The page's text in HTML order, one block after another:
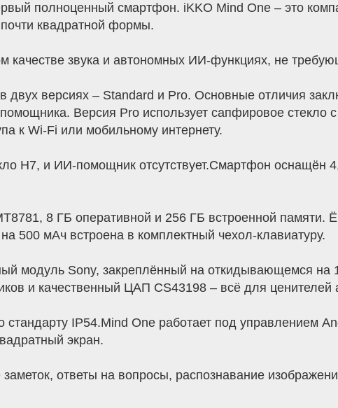
полноценный смартфон. iKKO Mind One – это
квадратной формы.
качестве звука и автономных ИИ-функциях, не
двух версиях – Standard и Pro. Основные отличия
Версия Pro использует сапфировое
к Wi-Fi или мобильному интернету.
H7, и ИИ-помощник отсутствует.Смартфон
8 ГБ оперативной и 256 ГБ встроенной памяти.
500 мАч встроена в комплектный чехол-клавиатуру.
модуль Sony, закреплённый на откидывающемся на
и качественный ЦАП CS43198 – всё для ценителей
IP54.Mind One работает под управлением
экран.
ответы на вопросы, распознавание